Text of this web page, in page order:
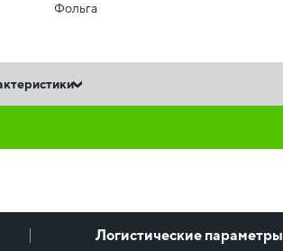
Фольга
Логистические параметры